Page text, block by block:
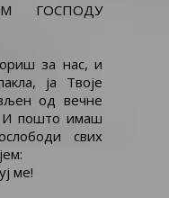
ГОСПОДУ
за нас, и
ја Твоје
од вечне
И пошто имаш
свих
ме!